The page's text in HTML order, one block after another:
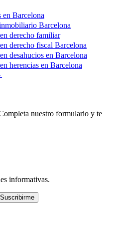
Barcelona
Barcelona
derecho familiar
derecho fiscal Barcelona
desahucios en Barcelona
herencias en Barcelona
nuestro formulario y te
informativas.
Suscribirme